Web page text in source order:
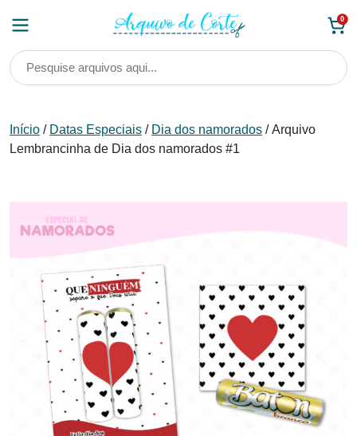
0
Início / Datas Especiais / Dia dos namorados / Arquivo
Lembrancinha de Dia dos namorados #1